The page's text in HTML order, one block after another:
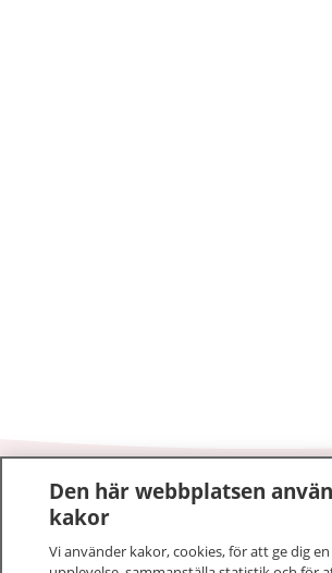
1177–tryggt om din
På 1177.se får du råd om hälsa och
Den här webbplatsen
kakor
Vi använder kakor, cookies, för att ge dig